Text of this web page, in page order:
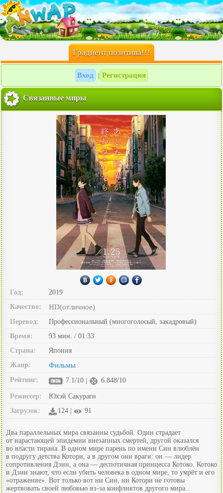
Градиент позитива!!!
Вход Регистрация
Связанные миры
Год:
2019
Качество:
HD(отличное)
Перевод:
Профессиональный (многоголосый, закадровый)
Время:
93 мин. / 01:33
Страна:
Япония
Жанр:
Фильмы
Рейтинг: 7.1/10 | 6.848/10
Режиссер:
Юхэй Сакураги
Загрузок:
124 | 91
Два параллельных мира связанны судьбой. Один страдает
от нарастающей эпидемии внезапных смертей, другой оказался
во власти тирана. В одном мире парень по имени Син влюблён
в подругу детства Котори, а в другом они враги: он — лидер
сопротивления Дзин, а она — деспотичная принцесса Котоко. Котоко
и Дзин знают, что если убить человека в одном мире, то умрёт и его
«отражение». Вот только вот ни Син, ни Котори не готовы
жертвовать своей любовью из-за конфликтов другого мира..